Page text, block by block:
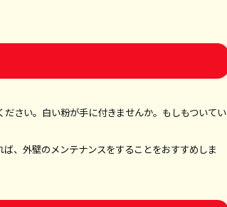
さい。白い粉が手に付きませんか。もしもついてい
、外壁のメンテナンスをすることをおすすめしま